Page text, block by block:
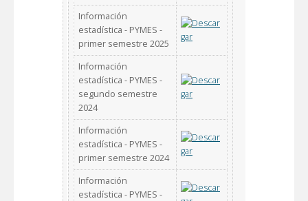
Información
estadística - PYMES -
primer semestre 2025
Información
estadística - PYMES -
segundo semestre
2024
Información
estadística - PYMES -
primer semestre 2024
Información
estadística - PYMES -